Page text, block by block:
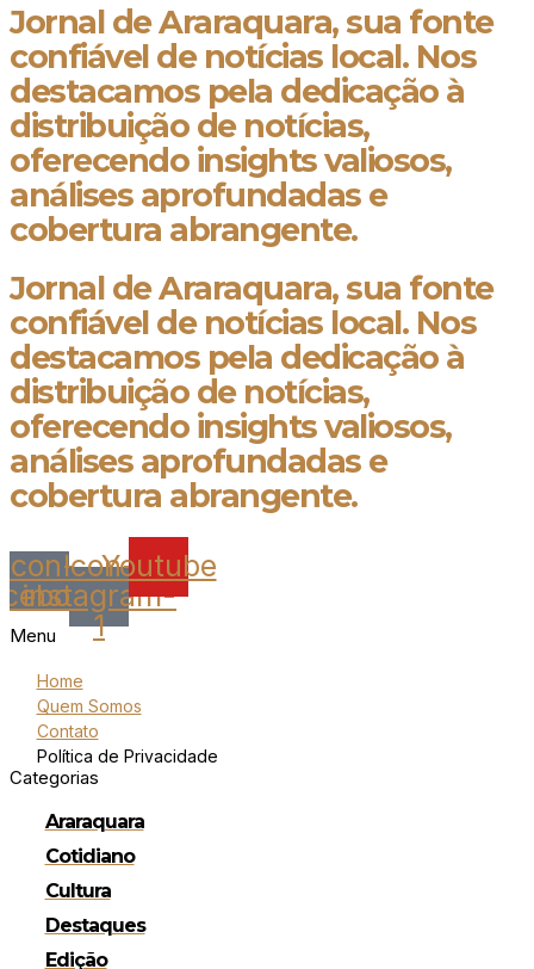
Jornal de Araraquara, sua fonte
confiável de notícias local. Nos
destacamos pela dedicação à
distribuição de notícias,
oferecendo insights valiosos,
análises aprofundadas e
cobertura abrangente.
Jornal de Araraquara, sua fonte
confiável de notícias local. Nos
destacamos pela dedicação à
distribuição de notícias,
oferecendo insights valiosos,
análises aprofundadas e
cobertura abrangente.
Icon-Icon-
instagram-
1
Youtube
Menu
Home
Quem Somos
Contato
Política de Privacidade
Categorias
Araraquara
Cotidiano
Cultura
Destaques
Edição